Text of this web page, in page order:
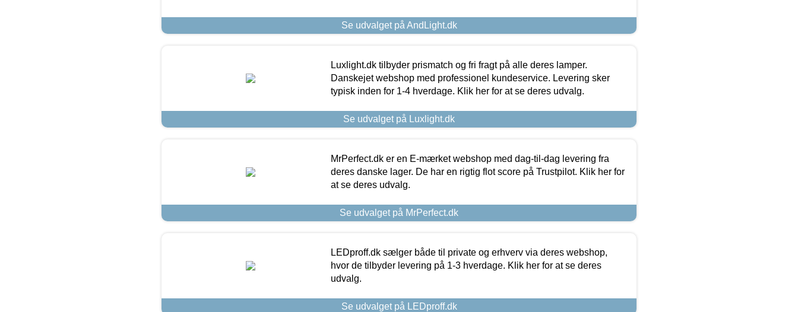
Se udvalget på AndLight.dk
Luxlight.dk tilbyder prismatch og fri fragt på alle deres lamper.
Danskejet webshop med professionel kundeservice. Levering sker
typisk inden for 1-4 hverdage. Klik her for at se deres udvalg.
Se udvalget på Luxlight.dk
MrPerfect.dk er en E-mærket webshop med dag-til-dag levering fra
deres danske lager. De har en rigtig flot score på Trustpilot. Klik her for
at se deres udvalg.
Se udvalget på MrPerfect.dk
LEDproff.dk sælger både til private og erhverv via deres webshop,
hvor de tilbyder levering på 1-3 hverdage. Klik her for at se deres
udvalg.
Se udvalget på LEDproff.dk